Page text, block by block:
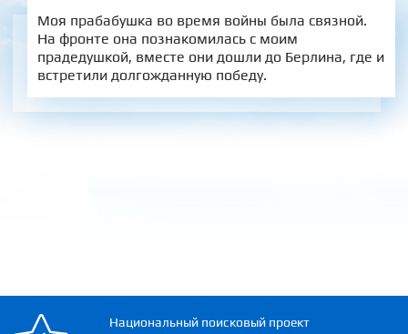
Моя прабабушка во время войны была связной.
На фронте она познакомилась с моим
прадедушкой, вместе они дошли до Берлина, где и
встретили долгожданную победу.
Национальный поисковый проект